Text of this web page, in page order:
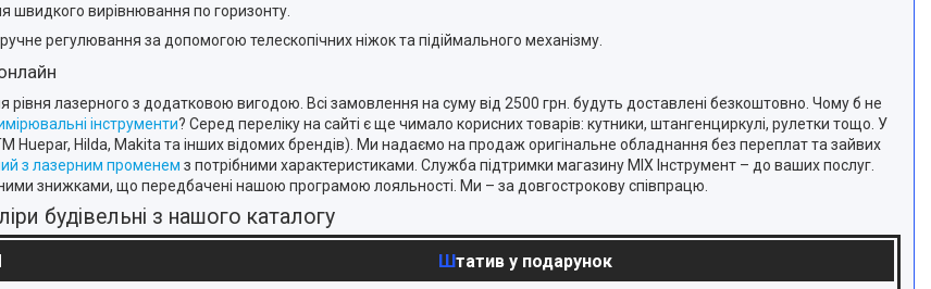
швидкого вирівнювання по горизонту.
регулювання за допомогою телескопічних ніжок та підіймального механізму.
рівня лазерного з додатковою вигодою. Всі замовлення на суму від 2500 грн. будуть доставлені безкоштовно. Чому б не
інструменти? Серед переліку на сайті є ще чимало корисних товарів: кутники, штангенциркулі, рулетки тощо. У
Huepar, Hilda, Makita та інших відомих брендів). Ми надаємо на продаж оригінальне обладнання без переплат та зайвих
з лазерним променем з потрібними характеристиками. Служба підтримки магазину MIX Інструмент – до ваших послуг.
знижками, що передбачені нашою програмою лояльності. Ми – за довгострокову співпрацю.
будівельні з нашого каталогу
Штатив у подарунок